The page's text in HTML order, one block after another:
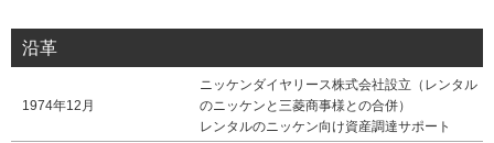
沿革
1974年12月
ニッケンダイヤリース株式会社設立（レンタル
のニッケンと三菱商事様との合併）
レンタルのニッケン向け資産調達サポート